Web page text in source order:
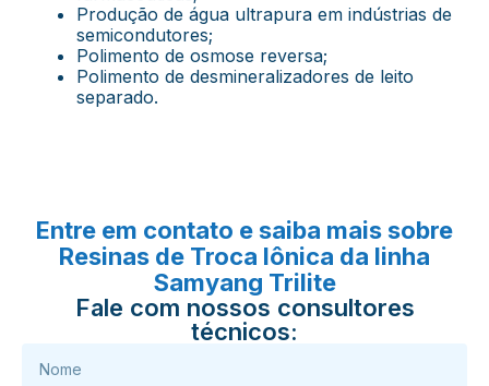
Produção de água ultrapura em indústrias de
semicondutores;
Polimento de osmose reversa;
Polimento de desmineralizadores de leito
separado.
Entre em contato e saiba mais sobre
Resinas de Troca Iônica da linha
Samyang Trilite
Fale com nossos consultores
técnicos: